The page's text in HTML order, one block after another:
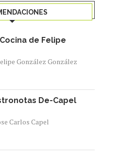
EN...
de Felipe
González González
De-Capel
Carlos Capel